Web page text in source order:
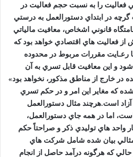
فعاليت را به نسبت حجم فعاليت در
در ابتداي دستورالعمل به درستي
قانوني اشخاص، معافيت مالياتي
فعاليت هاي اقتصادي خواهد بود که
رعـايت مقررات مربوط در محدوده
و اين معافيت قابل تسري به آن
در خارج از مناطق مذکور، نخواهد بود»
شده که مغاير اين امر و در حکم تسري
است.هرچند مثال دستورالعمل
اما در همه جاي دستورالعمل،
واحد هاي توليدي ذکر و صراحتاً حکم
بيان شده شامل شرکت هاي
که هرگونه درآمد حاصل از انجام